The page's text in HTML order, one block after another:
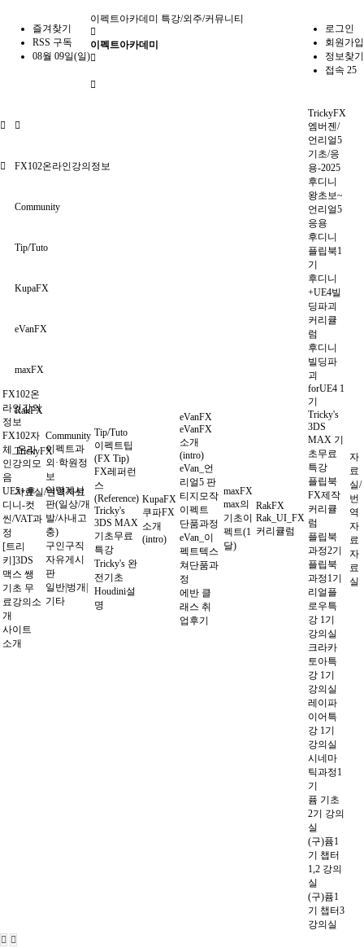
즐겨찾기
RSS 구독
08월 09일(일)
로그인
회원가입
정보찾기
접속 25
이펙트아카데미 특강/외주/커뮤니티
이펙트아카데미
FX102온라인강의정보
Community
Tip/Tuto
KupaFX
eVanFX
maxFX
RakFX
TrickyFX
자료실/번역자료
FX102온
라인강의
정보
FX102자
체_온라
인강의모
음
UE5+후
디니-컷
씬/VAT과
정
[트리
키]3DS
맥스 쌩
기초 무
료강의소
개
사이트
소개
Community
이펙트과
외·학원정
보
익명게시
판(일상/개
발/사내고
충)
구인구직
자유게시
판
일반|벙개|
기타
Tip/Tuto
이펙트팁
(FX Tip)
FX레퍼런
스
(Reference)
Tricky's
3DS MAX
기초무료
특강
Tricky's 완
전기초
Houdini설
명
KupaFX
쿠파FX
소개
(intro)
eVanFX
eVanFX
소개
(intro)
eVan_언
리얼5 판
티지모작
이펙트
단품과정
eVan_이
펙트텍스
쳐단품과
정
에반 클
래스 취
업후기
maxFX
max의
기초이
펙트(1
달)
RakFX
Rak_UI_FX
커리큘럼
TrickyFX
엠버젠/
언리얼5
기초/응
용-2025
후디니
왕초보~
언리얼5
응용
후디니
플립북1
기
후디니
+UE4빌
딩파괴
커리큘
럼
후디니
빌딩파
괴
forUE4 1
기
Tricky's
3DS
MAX 기
초무료
특강
플립북
FX제작
커리큘
럼
플립북
과정2기
플립북
과정1기
리얼플
로우특
강 1기
강의실
크라카
토아특
강 1기
강의실
레이파
이어특
강 1기
강의실
시네마
틱과정1
기
퓸 기초
2기 강의
실
(구)퓸1
기 챕터
1,2 강의
실
(구)퓸1
기 챕터3
강의실
자
료
실/
번
역
자
료
자
료
실